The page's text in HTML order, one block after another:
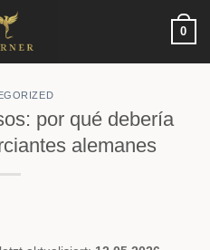
0
por qué debería
alemanes